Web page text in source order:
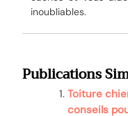
inoubliables.
Publications
Toiture
conseils